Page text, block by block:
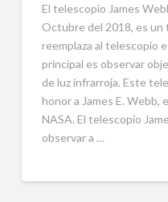
El telescopio James
Octubre del 2018, es un
reemplaza al telescopio
principal es observar
de luz infrarroja. Este
honor a James E. Webb,
NASA. El telescopio
observar a …